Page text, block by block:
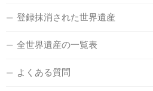
登録抹消された世界遺産
全世界遺産の一覧表
よくある質問